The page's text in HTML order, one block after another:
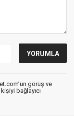
görüş ve
bağlayıcı